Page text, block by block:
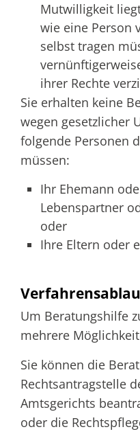
Mutwilligkeit
wie eine Person
selbst tragen
ihrer Rechte
Sie erhalten keine
wegen gesetzlicher
folgende Personen
müssen:
Ihr Ehemann
Lebenspartner
oder
Ihre Eltern oder
Um Beratungshilfe
mehrere
Sie können die
Rechtsantragstelle
Amtsgerichts
oder die